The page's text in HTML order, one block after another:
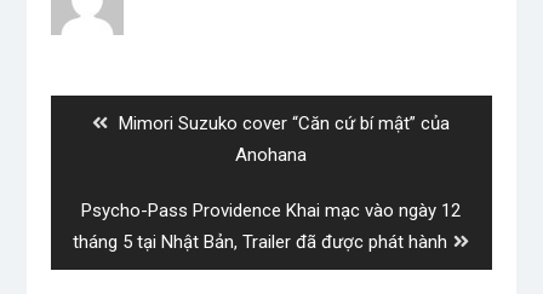
Previous
Mimori Suzuko cover “Căn cứ bí mật” của
Anohana
Next
post:
Psycho-Pass Providence Khai mạc vào ngày 12
tháng 5 tại Nhật Bản, Trailer đã được phát hành